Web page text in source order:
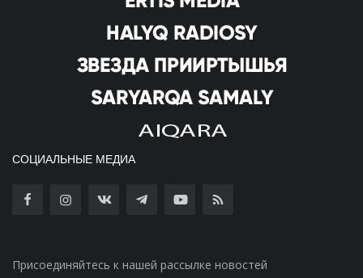
СОЦИАЛЬНЫЕ МЕДИА
Присоединяйтесь к нашей рассылке новостей